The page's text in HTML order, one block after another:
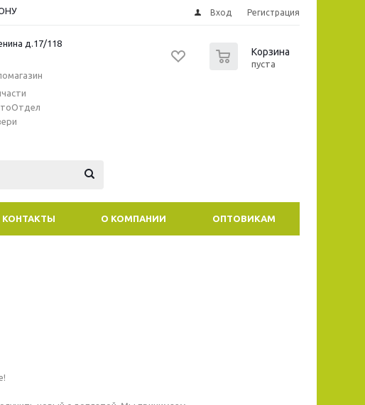
Вход Регистрация
д.17/118
Корзина
пуста
КОНТАКТЫ О КОМПАНИИ ОПТОВИКАМ